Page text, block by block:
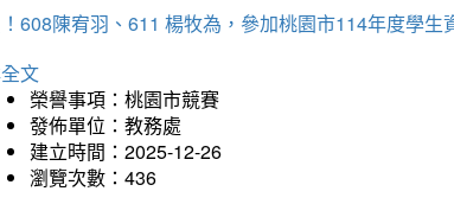
608陳宥羽、611 楊牧為，參加桃園市114年度學
文
榮譽事項：桃園市競賽
發佈單位：教務處
建立時間：2025-12-26
瀏覽次數：436